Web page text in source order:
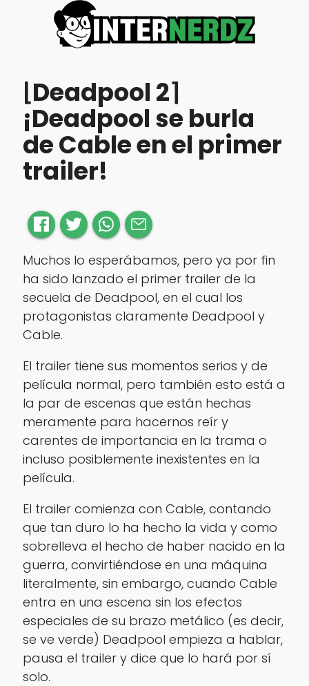
⌊Deadpool 2⌉
¡Deadpool se burla
de Cable en el primer
trailer!
Muchos lo esperábamos, pero ya por fin
ha sido lanzado el primer trailer de la
secuela de Deadpool, en el cual los
protagonistas claramente Deadpool y
Cable.
El trailer tiene sus momentos serios y de
película normal, pero también esto está a
la par de escenas que están hechas
meramente para hacernos reír y
carentes de importancia en la trama o
incluso posiblemente inexistentes en la
película.
El trailer comienza con Cable, contando
que tan duro lo ha hecho la vida y como
sobrelleva el hecho de haber nacido en la
guerra, convirtiéndose en una máquina
literalmente, sin embargo, cuando Cable
entra en una escena sin los efectos
especiales de su brazo metálico (es decir,
se ve verde) Deadpool empieza a hablar,
pausa el trailer y dice que lo hará por sí
solo.